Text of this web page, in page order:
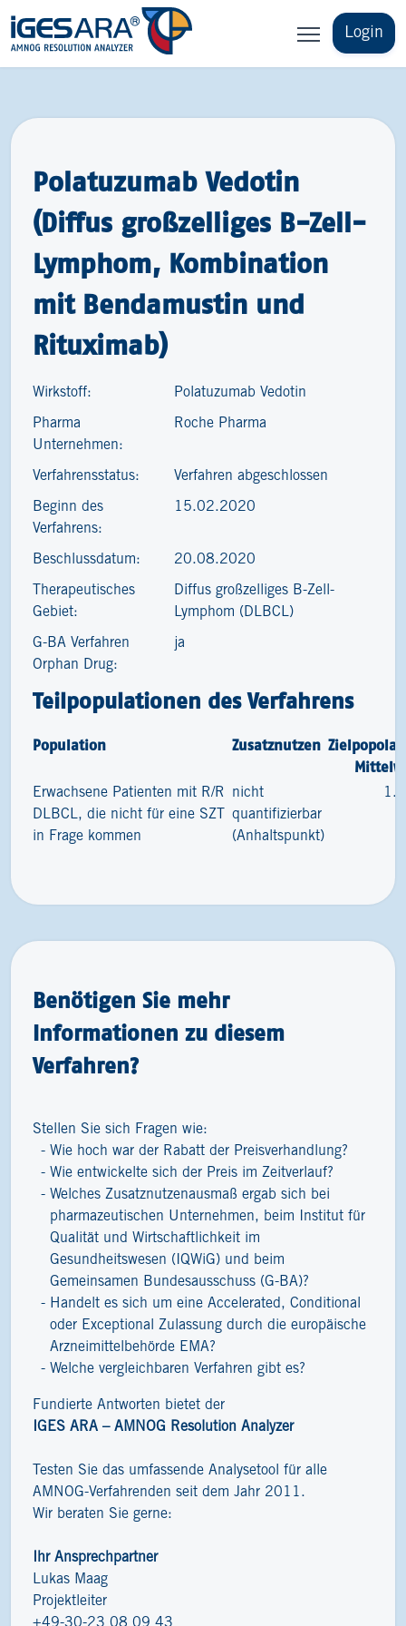
Login
Polatuzumab Vedotin
(Diffus großzelliges B-​Zell-
Lymphom, Kombination
mit Bendamustin und
Rituximab)
Wirkstoff: Polatuzumab Vedotin
Pharma
Unternehmen:
Roche Pharma
Verfahrensstatus: Verfahren abgeschlossen
Beginn des
Verfahrens:
15.02.2020
Beschlussdatum: 20.08.2020
Therapeutisches
Gebiet:
Diffus großzelliges B-Zell-
Lymphom (DLBCL)
G-BA Verfahren
Orphan Drug:
ja
Teilpopulationen des Verfahrens
Population Zusatznutzen
Erwachsene Patienten mit R/R
DLBCL, die nicht für eine SZT
in Frage kommen
nicht
quantifizierbar
(Anhaltspunkt)
Benötigen Sie mehr
Informationen zu diesem
Verfahren?
Stellen Sie sich Fragen wie:
Wie hoch war der Rabatt der Preisverhandlung?
Wie entwickelte sich der Preis im Zeitverlauf?
Welches Zusatznutzenausmaß ergab sich bei
pharmazeutischen Unternehmen, beim Institut für
Qualität und Wirtschaftlichkeit im
Gesundheitswesen (IQWiG) und beim
Gemeinsamen Bundesausschuss (G-BA)?
Handelt es sich um eine Accelerated, Conditional
oder Exceptional Zulassung durch die europäische
Arzneimittelbehörde EMA?
Welche vergleichbaren Verfahren gibt es?
Fundierte Antworten bietet der
IGES ARA – AMNOG Resolution Analyzer
Testen Sie das umfassende Analysetool für alle
AMNOG-Verfahrenden seit dem Jahr 2011.
Wir beraten Sie gerne:
Ihr Ansprechpartner
Lukas Maag
Projektleiter
+49-30-23 08 09 43